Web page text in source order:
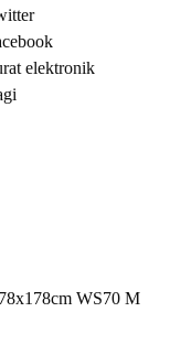
elektronik
WS70 M